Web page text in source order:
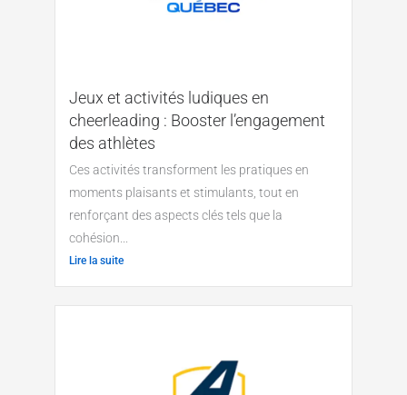
Jeux et activités ludiques en
cheerleading : Booster l’engagement
des athlètes
Ces activités transforment les pratiques en
moments plaisants et stimulants, tout en
renforçant des aspects clés tels que la
cohésion...
Lire la suite